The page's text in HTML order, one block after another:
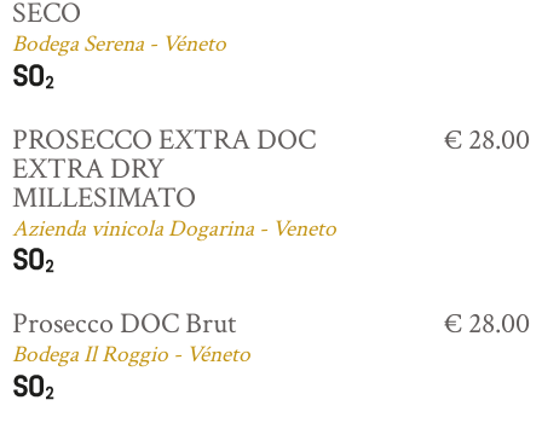
SECO
Bodega Serena - Véneto
PROSECCO EXTRA DOC
EXTRA DRY
MILLESIMATO
Azienda vinicola Dogarina - Veneto
€ 28.00
Prosecco DOC Brut
Bodega Il Roggio - Véneto
€ 28.00